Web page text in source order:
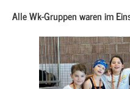
Alle Wk-Gruppen waren im